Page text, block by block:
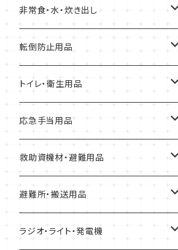
クッキー、ビスケット
非常食・水・炊き出し
アルファ化米
パスタ
スープ
缶詰
パン
レトルト食品
転倒防止用品
耐震マット
転倒防止用具
ガラス飛散防止フィルム
ブレーカー遮断装置
金具・ストッパー・ワイヤー
トイレ・衛生用品
Letito
簡易トイレ
組み立て式簡易トイレ
トイレテント
応急手当用品
救急セット
止血・包帯・処置用品
救助資機材・避難用品
非常持出袋
ずきん・ヘルメット
避難所・搬送用品
緊急避難所
ラジオ・ライト・発電機